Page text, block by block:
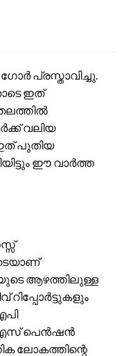
പ്രസ്താവിച്ചു.
ഇത്
വലിയ
പുതിയ
ഈ വാർത്ത
ആഴത്തിലുള്ള
പെൻഷൻ
ലോകത്തിന്റെ